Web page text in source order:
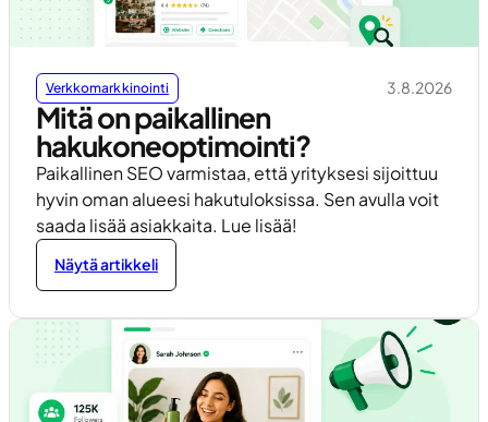
Verkkomarkkinointi 3.8.2026
Mitä on paikallinen
hakukoneoptimointi?
Paikallinen SEO varmistaa, että yrityksesi sijoittuu
hyvin oman alueesi hakutuloksissa. Sen avulla voit
saada lisää asiakkaita. Lue lisää!
Näytä artikkeli